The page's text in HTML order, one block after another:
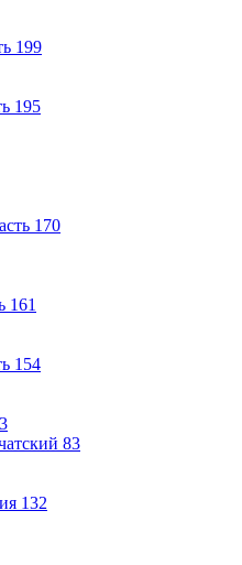
199
195
170
161
154
83
132